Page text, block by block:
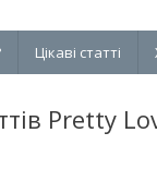
Цікаві статті
Pretty